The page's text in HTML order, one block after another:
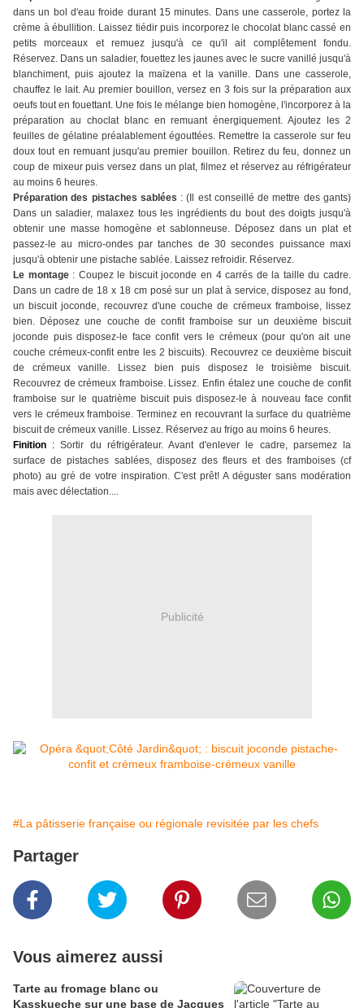
dans un bol d'eau froide durant 15 minutes. Dans une casserole, portez la
crème à ébullition. Laissez tiédir puis incorporez le chocolat blanc cassé en
petits morceaux et remuez jusqu'à ce qu'il ait complêtement fondu.
Réservez. Dans un saladier, fouettez les jaunes avec le sucre vanillé jusqu'à
blanchiment, puis ajoutez la maïzena et la vanille. Dans une casserole,
chauffez le lait. Au premier bouillon, versez en 3 fois sur la préparation aux
oeufs tout en fouettant. Une fois le mélange bien homogène, l'incorporez à la
préparation au choclat blanc en remuant énergiquement. Ajoutez les 2
feuilles de gélatine préalablement égouttées. Remettre la casserole sur feu
doux tout en remuant jusqu'au premier bouillon. Retirez du feu, donnez un
coup de mixeur puis versez dans un plat, filmez et réservez au réfrigérateur
au moins 6 heures.
Préparation des pistaches sablées : (Il est conseillé de mettre des gants)
Dans un saladier, malaxez tous les ingrédients du bout des doigts jusqu'à
obtenir une masse homogène et sablonneuse. Déposez dans un plat et
passez-le au micro-ondes par tanches de 30 secondes puissance maxi
jusqu'à obtenir une pistache sablée. Laissez refroidir. Réservez.
Le montage: Coupez le biscuit joconde en 4 carrés de la taille du cadre.
Dans un cadre de 18 x 18 cm posé sur un plat à service, disposez au fond,
un biscuit joconde, recouvrez d'une couche de crémeux framboise, lissez
bien. Déposez une couche de confit framboise sur un deuxième biscuit
joconde puis disposez-le face confit vers le crémeux (pour qu'on ait une
couche crémeux-confit entre les 2 biscuits). Recouvrez ce deuxième biscuit
de crémeux vanille. Lissez bien puis disposez le troisième biscuit.
Recouvrez de crémeux framboise. Lissez. Enfin étalez une couche de confit
framboise sur le quatrième biscuit puis disposez-le à nouveau face confit
vers le crémeux framboise. Terminez en recouvrant la surface du quatrième
biscuit de crémeux vanille. Lissez. Réservez au frigo au moins 6 heures.
Finition :Sortir du réfrigérateur. Avant d'enlever le cadre, parsemez la
surface de pistaches sablées, disposez des fleurs et des framboises (cf
photo) au gré de votre inspiration. C'est prêt! A déguster sans modération
mais avec délectation....
Publicité
#La pâtisserie française ou régionale revisitée par les chefs
Partager
Vous aimerez aussi
Tarte au fromage blanc ou
Kasskueche sur une base de Jacques